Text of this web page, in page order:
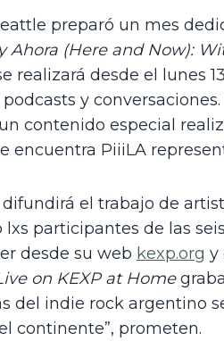
preparó un mes
Ahora (Here and Now):
realizará desde el lunes
y
contenido especial
encuentra PiiiLA
el trabajo de
lxs participantes de las
desde su web kexp.org y
on KEXP at Home
del indie rock argentino
continente”, prometen.